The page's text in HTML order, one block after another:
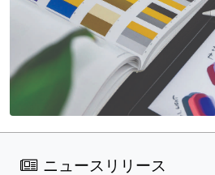
ニュースリリース